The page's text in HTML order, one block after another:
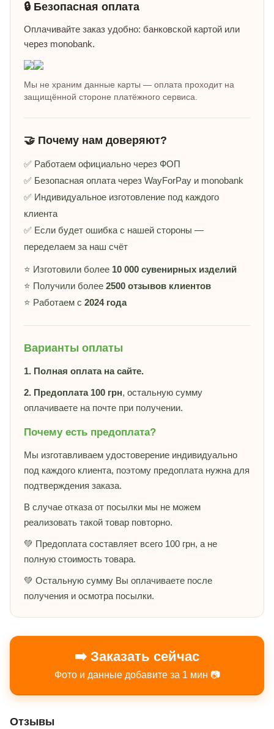
🔒 Безопасная оплата
Оплачивайте заказ удобно: банковской картой или
через monobank.
Мы не храним данные карты — оплата проходит на
защищённой стороне платёжного сервиса.
🤝 Почему нам доверяют?
✅ Работаем официально через ФОП
✅ Безопасная оплата через WayForPay и monobank
✅ Индивидуальное изготовление под каждого
клиента
✅ Если будет ошибка с нашей стороны —
переделаем за наш счёт
⭐ Изготовили более 10 000 сувенирных изделий
⭐ Получили более 2500 отзывов клиентов
⭐ Работаем с 2024 года
Варианты оплаты
1. Полная оплата на сайте.
2. Предоплата 100 грн, остальную сумму
оплачиваете на почте при получении.
Почему есть предоплата?
Мы изготавливаем удостоверение индивидуально
под каждого клиента, поэтому предоплата нужна для
подтверждения заказа.
В случае отказа от посылки мы не можем
реализовать такой товар повторно.
💚 Предоплата составляет всего 100 грн, а не
полную стоимость товара.
💚 Остальную сумму Вы оплачиваете после
получения и осмотра посылки.
➡️ Заказать сейчас
Фото и данные добавите за 1 мин 📷
Отзывы